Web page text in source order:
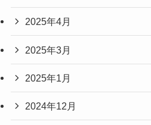
2025年4月
2025年3月
2025年1月
2024年12月